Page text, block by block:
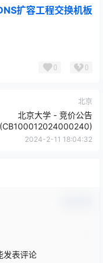
扩容工程交换机板
0 0
北京
北京大学 - 竞价公告
(CB100012024000240)
2024-2-11 18:04:32
发表评论